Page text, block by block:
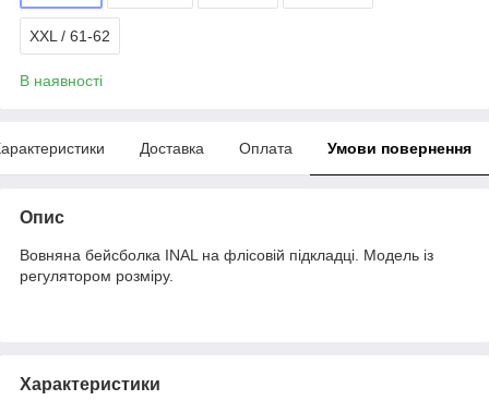
XXL / 61-62
В наявності
Доставка Оплата Умови повернення
Опис
Вовняна бейсболка INAL на флісовій підкладці. Модель із
регулятором розміру.
Характеристики